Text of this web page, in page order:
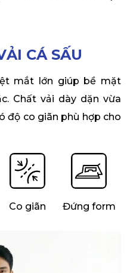
CÁ SẤU
mắt lớn giúp bề mặt
Chất vải dày dặn vừa
độ co giãn phù hợp cho
Co giãn Đứng form